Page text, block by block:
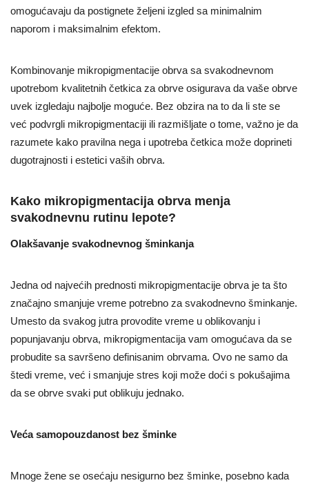
omogućavaju da postignete željeni izgled sa minimalnim
naporom i maksimalnim efektom.
Kombinovanje mikropigmentacije obrva sa svakodnevnom
upotrebom kvalitetnih četkica za obrve osigurava da vaše obrve
uvek izgledaju najbolje moguće. Bez obzira na to da li ste se
već podvrgli mikropigmentaciji ili razmišljate o tome, važno je da
razumete kako pravilna nega i upotreba četkica može doprineti
dugotrajnosti i estetici vaših obrva.
Kako mikropigmentacija obrva menja
svakodnevnu rutinu lepote?
Olakšavanje svakodnevnog šminkanja
Jedna od najvećih prednosti mikropigmentacije obrva je ta što
značajno smanjuje vreme potrebno za svakodnevno šminkanje.
Umesto da svakog jutra provodite vreme u oblikovanju i
popunjavanju obrva, mikropigmentacija vam omogućava da se
probudite sa savršeno definisanim obrvama. Ovo ne samo da
štedi vreme, već i smanjuje stres koji može doći s pokušajima
da se obrve svaki put oblikuju jednako.
Veća samopouzdanost bez šminke
Mnoge žene se osećaju nesigurno bez šminke, posebno kada